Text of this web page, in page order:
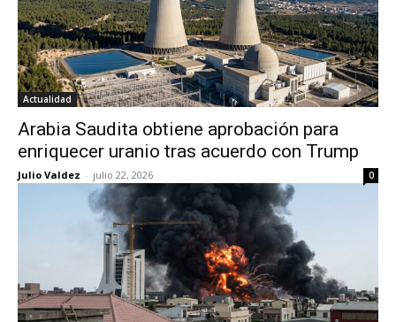
Actualidad
Arabia Saudita obtiene aprobación para
enriquecer uranio tras acuerdo con Trump
Julio Valdez - julio 22, 2026 0